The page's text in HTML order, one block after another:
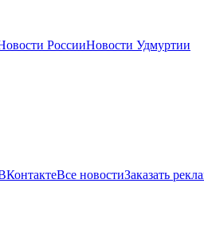
РоссииНовости Удмуртии
Все новостиЗаказать